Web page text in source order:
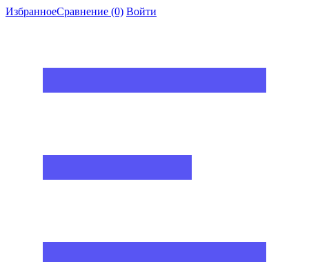
ИзбранноеСравнение (0) Войти